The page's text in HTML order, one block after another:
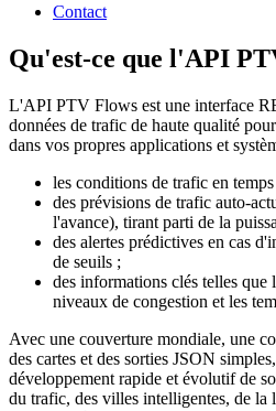
Contact
Qu'est-ce que l'API
L'API PTV Flows est une interface
données de trafic de haute qualité
dans vos propres applications et
les conditions de trafic en
des prévisions de trafic auto-
l'avance), tirant parti de la
des alertes prédictives en cas
de seuils ;
des informations clés telles que
niveaux de congestion et les
Avec une couverture mondiale, une
des cartes et des sorties JSON
développement rapide et évolutif de
du trafic, des villes intelligentes, de la